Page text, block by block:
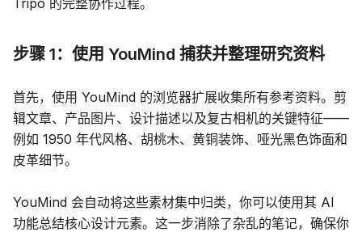
Tripo 的完整协作过程。
步骤 1：使用 YouMind 捕获并整理研究资料
首先，使用 YouMind 的浏览器扩展收集所有参考资料。剪
辑文章、产品图片、设计描述以及复古相机的关键特征——
例如 1950 年代风格、胡桃木、黄铜装饰、哑光黑色饰面和
皮革细节。
YouMind 会自动将这些素材集中归类，你可以使用其 AI
功能总结核心设计元素。这一步消除了杂乱的笔记，确保你